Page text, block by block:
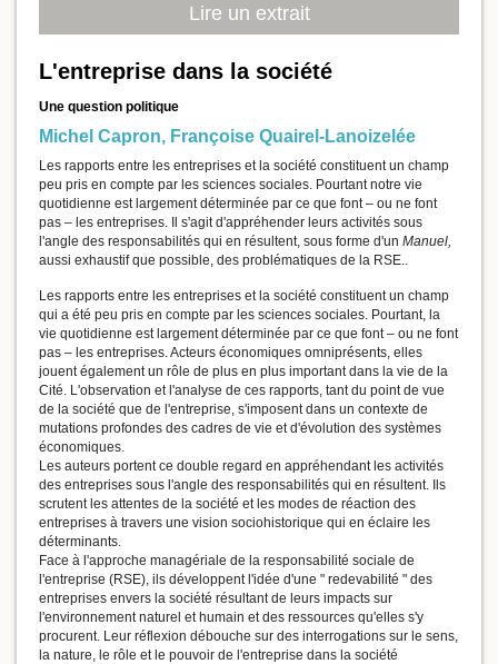
Lire un extrait
L'entreprise dans la société
Une question politique
Michel Capron, Françoise Quairel-Lanoizelée
Les rapports entre les entreprises et la société constituent un champ
peu pris en compte par les sciences sociales. Pourtant notre vie
quotidienne est largement déterminée par ce que font – ou ne font
pas – les entreprises. Il s'agit d'appréhender leurs activités sous
l'angle des responsabilités qui en résultent, sous forme d'un Manuel,
aussi exhaustif que possible, des problématiques de la RSE..
Les rapports entre les entreprises et la société constituent un champ
qui a été peu pris en compte par les sciences sociales. Pourtant, la
vie quotidienne est largement déterminée par ce que font – ou ne font
pas – les entreprises. Acteurs économiques omniprésents, elles
jouent également un rôle de plus en plus important dans la vie de la
Cité. L'observation et l'analyse de ces rapports, tant du point de vue
de la société que de l'entreprise, s'imposent dans un contexte de
mutations profondes des cadres de vie et d'évolution des systèmes
économiques.
Les auteurs portent ce double regard en appréhendant les activités
des entreprises sous l'angle des responsabilités qui en résultent. Ils
scrutent les attentes de la société et les modes de réaction des
entreprises à travers une vision sociohistorique qui en éclaire les
déterminants.
Face à l'approche managériale de la responsabilité sociale de
l'entreprise (RSE), ils développent l'idée d'une " redevabilité " des
entreprises envers la société résultant de leurs impacts sur
l'environnement naturel et humain et des ressources qu'elles s'y
procurent. Leur réflexion débouche sur des interrogations sur le sens,
la nature, le rôle et le pouvoir de l'entreprise dans la société